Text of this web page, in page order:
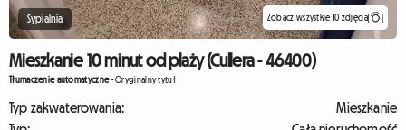
Sypialnia Zobacz wszystkie 10 zdjęcia
Mieszkanie 10 minut od plaży (Cullera - 46400)
Tłumaczenie automatyczne-Oryginalny tytuł
Typ zakwaterowania:
Mieszkanie